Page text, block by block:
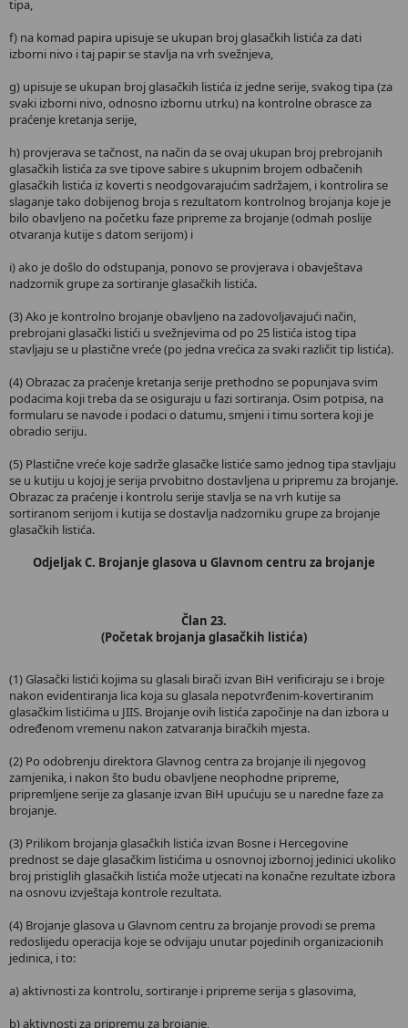
tipa,
f) na komad papira upisuje se ukupan broj glasačkih listića za dati
izborni nivo i taj papir se stavlja na vrh svežnjeva,
g) upisuje se ukupan broj glasačkih listića iz jedne serije, svakog tipa (za
svaki izborni nivo, odnosno izbornu utrku) na kontrolne obrasce za
praćenje kretanja serije,
h) provjerava se tačnost, na način da se ovaj ukupan broj prebrojanih
glasačkih listića za sve tipove sabire s ukupnim brojem odbačenih
glasačkih listića iz koverti s neodgovarajućim sadržajem, i kontrolira se
slaganje tako dobijenog broja s rezultatom kontrolnog brojanja koje je
bilo obavljeno na početku faze pripreme za brojanje (odmah poslije
otvaranja kutije s datom serijom) i
i) ako je došlo do odstupanja, ponovo se provjerava i obavještava
nadzornik grupe za sortiranje glasačkih listića.
(3) Ako je kontrolno brojanje obavljeno na zadovoljavajući način,
prebrojani glasački listići u svežnjevima od po 25 listića istog tipa
stavljaju se u plastične vreće (po jedna vrećica za svaki različit tip listića).
(4) Obrazac za praćenje kretanja serije prethodno se popunjava svim
podacima koji treba da se osiguraju u fazi sortiranja. Osim potpisa, na
formularu se navode i podaci o datumu, smjeni i timu sortera koji je
obradio seriju.
(5) Plastične vreće koje sadrže glasačke listiće samo jednog tipa stavljaju
se u kutiju u kojoj je serija prvobitno dostavljena u pripremu za brojanje.
Obrazac za praćenje i kontrolu serije stavlja se na vrh kutije sa
sortiranom serijom i kutija se dostavlja nadzorniku grupe za brojanje
glasačkih listića.
Odjeljak C. Brojanje glasova u Glavnom centru za brojanje
Član 23.
(Početak brojanja glasačkih listića)
(1) Glasački listići kojima su glasali birači izvan BiH verificiraju se i broje
nakon evidentiranja lica koja su glasala nepotvrđenim-kovertiranim
glasačkim listićima u JIIS. Brojanje ovih listića započinje na dan izbora u
određenom vremenu nakon zatvaranja biračkih mjesta.
(2) Po odobrenju direktora Glavnog centra za brojanje ili njegovog
zamjenika, i nakon što budu obavljene neophodne pripreme,
pripremljene serije za glasanje izvan BiH upućuju se u naredne faze za
brojanje.
(3) Prilikom brojanja glasačkih listića izvan Bosne i Hercegovine
prednost se daje glasačkim listićima u osnovnoj izbornoj jedinici ukoliko
broj pristiglih glasačkih listića može utjecati na konačne rezultate izbora
na osnovu izvještaja kontrole rezultata.
(4) Brojanje glasova u Glavnom centru za brojanje provodi se prema
redoslijedu operacija koje se odvijaju unutar pojedinih organizacionih
jedinica, i to:
a) aktivnosti za kontrolu, sortiranje i pripreme serija s glasovima,
b) aktivnosti za pripremu za brojanje,